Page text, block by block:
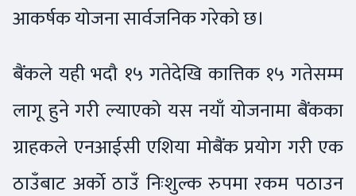
आकर्षक योजना सार्वजनिक गरेको छ।
बैंकले यही भदौ १५ गतेदेखि कात्तिक १५ गतेसम्म
लागू हुने गरी ल्याएको यस नयाँ योजनामा बैंकका
ग्राहकले एनआईसी एशिया मोबैंक प्रयोग गरी एक
ठाउँबाट अर्काे ठाउँ निःशुल्क रुपमा रकम पठाउन